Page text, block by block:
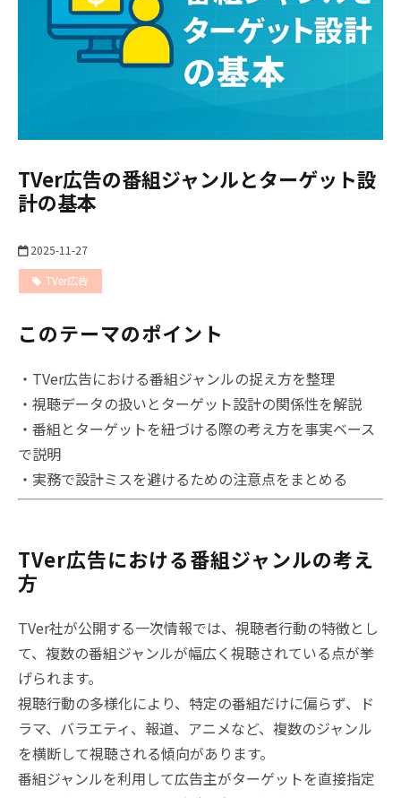
TVer広告の番組ジャンルとターゲット設
計の基本
2025-11-27
TVer広告
このテーマのポイント
・TVer広告における番組ジャンルの捉え方を整理
・視聴データの扱いとターゲット設計の関係性を解説
・番組とターゲットを紐づける際の考え方を事実ベース
で説明
・実務で設計ミスを避けるための注意点をまとめる
TVer広告における番組ジャンルの考え
方
TVer社が公開する一次情報では、視聴者行動の特徴とし
て、複数の番組ジャンルが幅広く視聴されている点が挙
げられます。
視聴行動の多様化により、特定の番組だけに偏らず、ド
ラマ、バラエティ、報道、アニメなど、複数のジャンル
を横断して視聴される傾向があります。
番組ジャンルを利用して広告主がターゲットを直接指定